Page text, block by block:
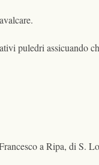
puledri assicuando
a Ripa, di S.